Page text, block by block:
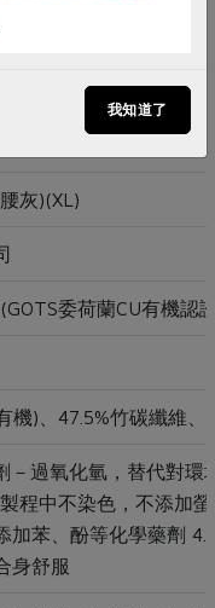
氮染料。
灰)(XL)
委荷蘭CU有機認
機)、47.5%竹碳纖維、
－過氧化氫，替代對環
程中不染色，不添加
加苯、酚等化學藥劑 4.
身舒服
我知道了